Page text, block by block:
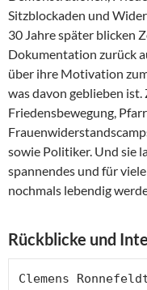
Sitzblockaden und
30 Jahre später blicken
Dokumentation zurück
über ihre Motivation
was davon geblieben
Friedensbewegung,
sowie Politiker. Und sie
spannendes und für
nochmals lebendig
Rückblicke und
Clemens